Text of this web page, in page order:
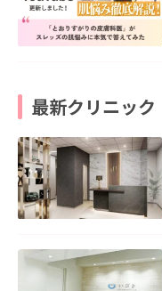
最新クリニック